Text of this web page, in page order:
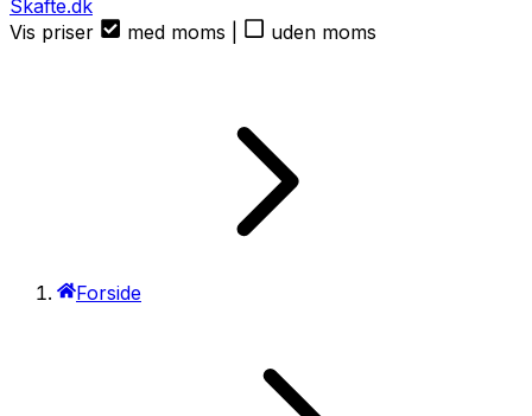
Skafte.dk
Vis priser
med moms uden moms
Forside